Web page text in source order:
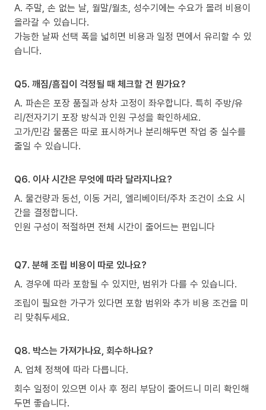
A. 주말, 손 없는 날, 월말/월초, 성수기에는 수요가 몰려 비용이
올라갈 수 있습니다.
가능한 날짜 선택 폭을 넓히면 비용과 일정 면에서 유리할 수 있
습니다.
Q5. 깨짐/흠집이 걱정될 때 체크할 건 뭔가요?
A. 파손은 포장 품질과 상차 고정이 좌우합니다. 특히 주방/유
리/전자기기 포장 방식과 인원 구성을 확인하세요.
고가/민감 물품은 따로 표시하거나 분리해두면 작업 중 실수를
줄일 수 있습니다.
Q6. 이사 시간은 무엇에 따라 달라지나요?
A. 물건량과 동선, 이동 거리, 엘리베이터/주차 조건이 소요 시
간을 결정합니다.
인원 구성이 적절하면 전체 시간이 줄어드는 편입니다
Q7. 분해 조립 비용이 따로 있나요?
A. 경우에 따라 포함될 수 있지만, 범위가 다를 수 있습니다.
조립이 필요한 가구가 있다면 포함 범위와 추가 비용 조건을 미
리 맞춰두세요.
Q8. 박스는 가져가나요, 회수하나요?
A. 업체 정책에 따라 다릅니다.
회수 일정이 있으면 이사 후 정리 부담이 줄어드니 미리 확인해
두면 좋습니다.